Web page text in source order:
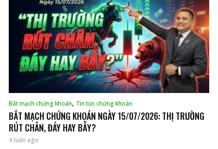
Bắt mạch chứng khoán, Tin tức chứng khoán
BẮT MẠCH CHỨNG KHOÁN NGÀY 15/07/2026: THỊ TRƯỜNG
RÚT CHÂN, ĐÁY HAY BẪY?
4 tuần ago